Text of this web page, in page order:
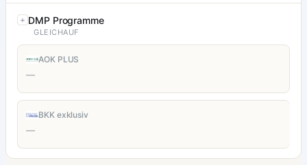
DMP Programme
GLEICHAUF
AOK PLUS
—
BKK exklusiv
—